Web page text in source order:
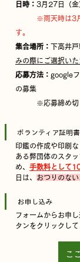
日時： 3月27日（
※雨天時は3
す。
集合場所： 下高井
みの際にご選択いた
応募方法： google
の募集
※応募締め切
ボランティア証明
印鑑の作成や印刷
ある弊団体のスタ
め、 手数料として
日は、 おつりのな
お申し込み
フォームからお申
タンをクリックして
こ